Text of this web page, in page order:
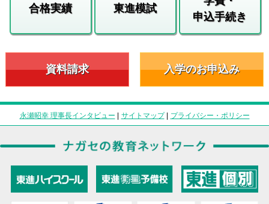
合格実績 東進模試
申込手続き
資料請求 入学のお申込み
永瀬昭幸 理事長インタビュー | サイトマップ| プライバシー・ポリシー